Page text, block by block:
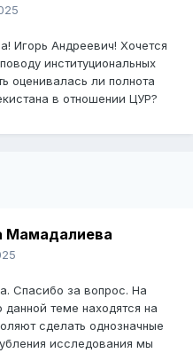
Игорь Андреевич! Хочется
институциональных
оценивалась ли полнота
в отношении ЦУР?
Мамадалиева
Спасибо за вопрос. На
теме находятся на
сделать однозначные
исследования мы